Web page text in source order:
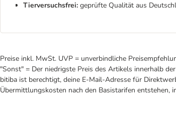
Tierversuchsfrei: geprüfte Qualität aus
Preise inkl. MwSt. UVP = unverbindliche
"Sonst" = Der niedrigste Preis des Artikels innerhalb
bitiba ist berechtigt, deine E-Mail-Adresse für
Übermittlungskosten nach den Basistarifen entstehen,